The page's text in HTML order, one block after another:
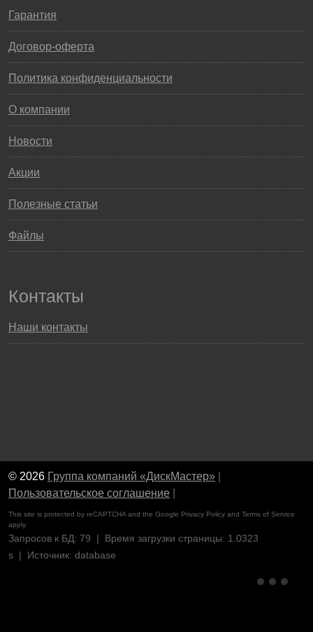
Гарантия
Договор-оферта
Политика конфиденциальности
О компании
Новости
Акции
Полезные статьи
Файлы
Контакты
Наши контакты
© 2026 Группа компаний «ДискМастер»
Пользовательское соглашение
This site is protected by reCAPTCHA and the Google Privacy Policy and Terms of Service
apply.
Запросов к БД: 79 | Время загрузки страницы: 1.0323
s | Источник: database